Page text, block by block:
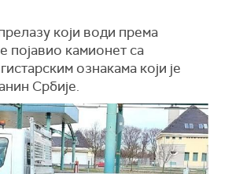
који води према
појавио камионет са
ознакама који је
Србије.